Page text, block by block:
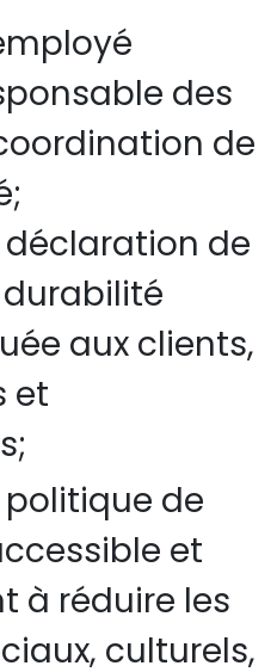
des
de
déclaration de
aux clients,
et
de
et
à réduire les
culturels,